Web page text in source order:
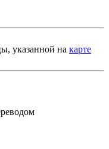
указанной на карте